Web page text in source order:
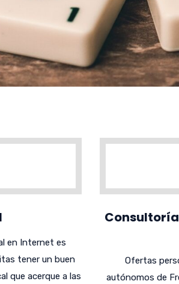
en Internet es
tener un buen
que acerque a las
Consultoría
Ofertas
autónomos de